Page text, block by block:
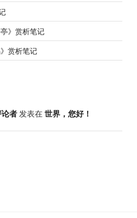
亭》赏析笔记
》赏析笔记
者发表在 世界，您好！